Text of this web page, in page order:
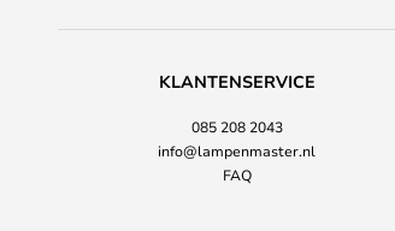
KLANTENSERVICE
085 208 2043
info@lampenmaster.nl
FAQ